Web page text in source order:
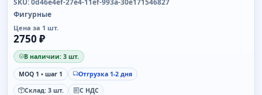
SKU: 0d46e4ef-27e4-11ef-993a-30e171546827
Фигурные
Цена за 1 шт.
2750 ₽
В наличии: 3 шт.
MOQ 1 • шаг 1
Отгрузка 1-2 дня
Склад: 3 шт.
С НДС